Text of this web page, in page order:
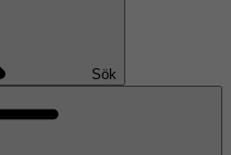
Sök